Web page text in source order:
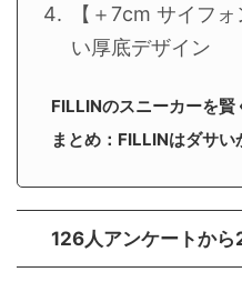
【＋7cm サイフ
い厚底デザイン
FILLINのスニーカーを
まとめ：FILLINはダサい
126人アンケートか